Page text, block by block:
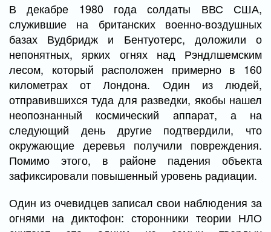
В декабре 1980 года солдаты ВВС США,
служившие на британских военно-воздушных
базах Вудбридж и Бентуотерс, доложили о
непонятных, ярких огнях над Рэндлшемским
лесом, который расположен примерно в 160
километрах от Лондона. Один из людей,
отправившихся туда для разведки, якобы нашел
неопознанный космический аппарат, а на
следующий день другие подтвердили, что
окружающие деревья получили повреждения.
Помимо этого, в районе падения объекта
зафиксировали повышенный уровень радиации.
Один из очевидцев записал свои наблюдения за
огнями на диктофон: сторонники теории НЛО